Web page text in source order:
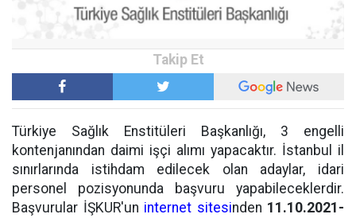
Türkiye Sağlık Enstitüleri Başkanlığı, 3 engelli
kontenjanından daimi işçi alımı yapacaktır. İstanbul il
sınırlarında istihdam edilecek olan adaylar, idari
personel pozisyonunda başvuru yapabileceklerdir.
Başvurular İŞKUR'un internet sitesinden 11.10.2021-